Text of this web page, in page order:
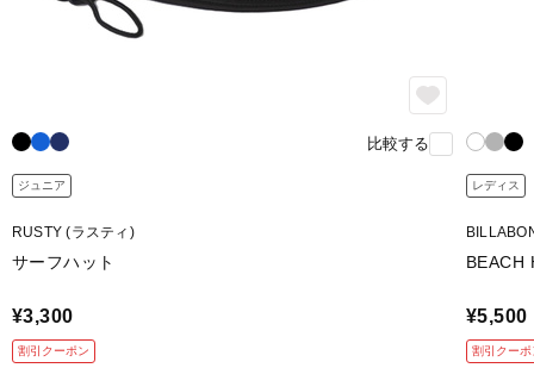
比較する
ジュニア
RUSTY (ラスティ)
サーフハット
¥3,300
割引クーポン
レディス
BEACH
¥5,500
割引クーポ